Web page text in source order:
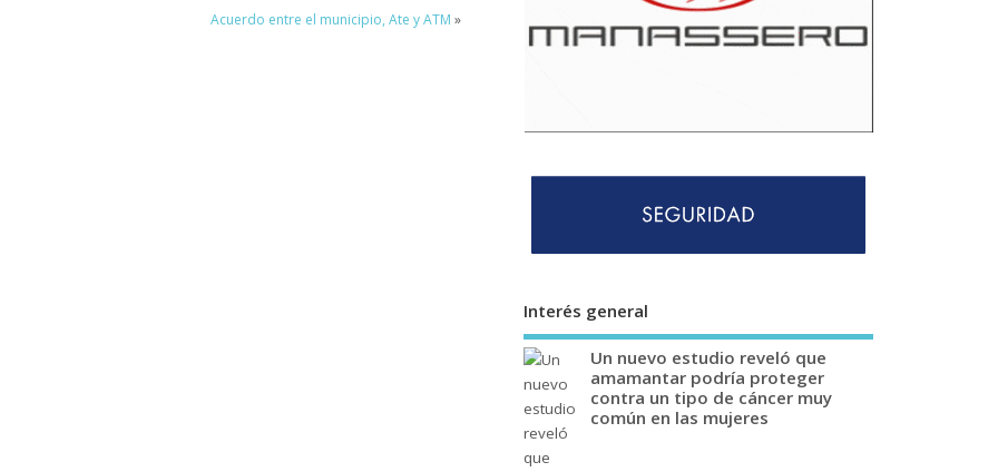
Acuerdo entre el municipio, Ate y ATM »
Interés general
Un nuevo estudio reveló que
amamantar podría proteger
contra un tipo de cáncer muy
común en las mujeres